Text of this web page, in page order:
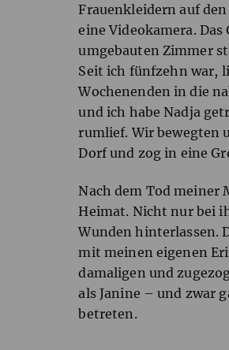
Frauenkleidern auf
eine Videokamera.
umgebauten Zimmer
Seit ich fünfzehn war,
Wochenenden in die
und ich habe Nadja
rumlief. Wir bewegten
Dorf und zog in eine
Nach dem Tod meiner
Heimat. Nicht nur bei
Wunden hinterlassen.
mit meinen eigenen
damaligen und
als Janine – und zwar
betreten.